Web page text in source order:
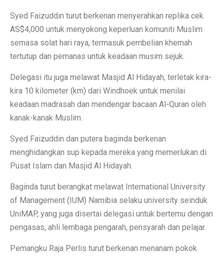
Syed Faizuddin turut berkenan menyerahkan replika cek
AS$4,000 untuk menyokong keperluan komuniti Muslim
semasa solat hari raya, termasuk pembelian khemah
tertutup dan pemanas untuk keadaan musim sejuk.
Delegasi itu juga melawat Masjid Al Hidayah, terletak kira-
kira 10 kilometer (km) dari Windhoek untuk menilai
keadaan madrasah dan mendengar bacaan Al-Quran oleh
kanak-kanak Muslim.
Syed Faizuddin dan putera baginda berkenan
menghidangkan sup kepada mereka yang memerlukan di
Pusat Islam dan Masjid Al Hidayah.
Baginda turut berangkat melawat International University
of Management (IUM) Namibia selaku university seinduk
UniMAP, yang juga disertai delegasi untuk bertemu dengan
pengasas, ahli lembaga pengarah, pensyarah dan pelajar.
Pemangku Raja Perlis turut berkenan menanam pokok